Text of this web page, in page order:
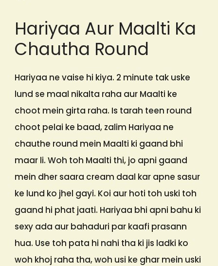
Hariyaa Aur Maalti Ka
Chautha Round
Hariyaa ne vaise hi kiya. 2 minute tak uske
lund se maal nikalta raha aur Maalti ke
choot mein girta raha. Is tarah teen round
choot pelai ke baad, zalim Hariyaa ne
chauthe round mein Maalti ki gaand bhi
maar li. Woh toh Maalti thi, jo apni gaand
mein dher saara cream daal kar apne sasur
ke lund ko jhel gayi. Koi aur hoti toh uski toh
gaand hi phat jaati. Hariyaa bhi apni bahu ki
sexy ada aur bahaduri par kaafi prasann
hua. Use toh pata hi nahi tha ki jis ladki ko
woh khoj raha tha, woh usi ke ghar mein uski